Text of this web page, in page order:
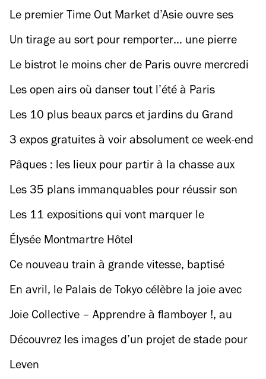
Le premier Time Out Market d’Asie ouvre ses
portes à Osaka !
Un tirage au sort pour remporter… une pierre
authentique de Notre-Dame de Paris
Le bistrot le moins cher de Paris ouvre mercredi
prochain !
Les open airs où danser tout l’été à Paris
Les 10 plus beaux parcs et jardins du Grand
Paris pour voir arbres et fleurs au printemps
3 expos gratuites à voir absolument ce week-end
à Paris
Pâques : les lieux pour partir à la chasse aux
œufs en famille
Les 35 plans immanquables pour réussir son
printemps à Paris
Les 11 expositions qui vont marquer le
printemps 2025 à Paris
Élysée Montmartre Hôtel
Ce nouveau train à grande vitesse, baptisé
"métro de l'Europe", desservirait plusieurs villes
européennes, dont Paris
En avril, le Palais de Tokyo célèbre la joie avec
un festival inédit
Joie Collective – Apprendre à flamboyer !, au
Palais de Tokyo
Découvrez les images d’un projet de stade pour
le PSG s’il déménageait du Parc des Princes
Leven